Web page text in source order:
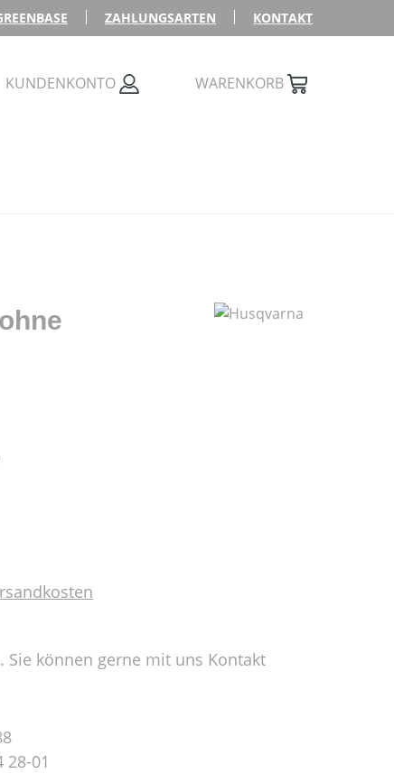
ZAHLUNGSARTEN KONTAKT
KUNDENKONTO WARENKORB
Sie können gerne mit uns Kontakt
28-01